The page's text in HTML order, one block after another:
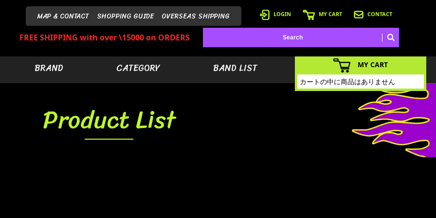
MAP & CONTACT SHOPPING GUIDE OVERSEAS SHIPPING LOGIN MY CART CONTACT
FREE SHIPPING with over \15000 on ORDERS
BRAND CATEGORY BAND LIST
Product List
MY CART
カートの中に商品はありません